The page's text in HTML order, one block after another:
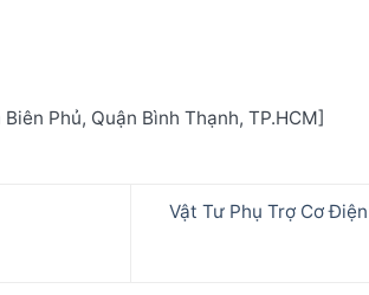
Phủ, Quận Bình Thạnh, TP.HCM]
Vật Tư Phụ Trợ Cơ